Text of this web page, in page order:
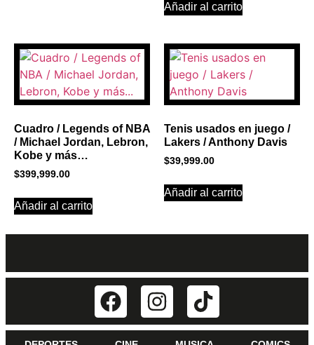
Añadir al carrito
Cuadro / Legends of NBA
/ Michael Jordan, Lebron,
Kobe y más…
$399,999.00
Añadir al carrito
Tenis usados en juego /
Lakers / Anthony Davis
$39,999.00
Añadir al carrito